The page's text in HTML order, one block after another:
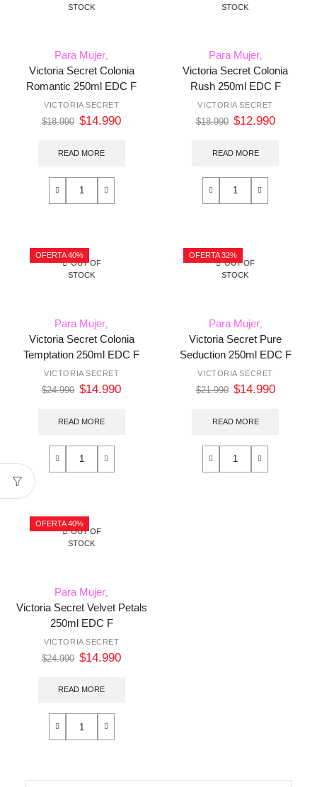
STOCK
Para Mujer,
Victoria Secret Colonia
Romantic 250ml EDC F
VICTORIA SECRET
$18.990 $14.990
READ MORE
STOCK
Para Mujer,
Victoria Secret Colonia
Rush 250ml EDC F
VICTORIA SECRET
$18.990 $12.990
READ MORE
OFERTA 40%
OUT OF
STOCK
Para Mujer
Victoria Secret Colonia
Temptation 250ml EDC F
VICTORIA SECRET
$24.990 $14.990
READ MORE
OFERTA 32%
OUT OF
STOCK
Para Mujer,
Victoria Secret Pure
Seduction 250ml EDC F
VICTORIA SECRET
$21.990 $14.990
READ MORE
OFERTA 40%
OUT OF
STOCK
Para Mujer
Victoria Secret Velvet Petals
250ml EDC F
VICTORIA SECRET
$24.990 $14.990
READ MORE